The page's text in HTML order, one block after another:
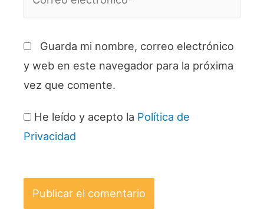
Guarda mi nombre, correo electrónico
y web en este navegador para la próxima
vez que comente.
He leído y acepto la Política de
Privacidad